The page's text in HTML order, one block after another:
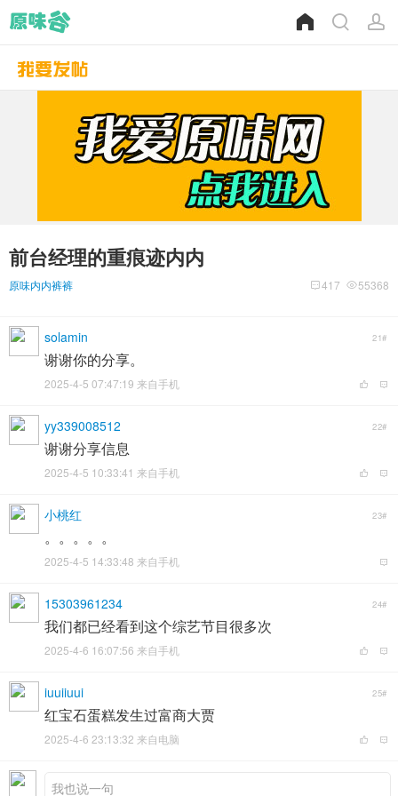
前台经理的重痕迹内内
原味内内裤裤 55368
417
solamin 21#
谢谢你的分享。
2025-4-5 07:47:19 来自手机
yy339008512 22#
谢谢分享信息
2025-4-5 10:33:41 来自手机
小桃红 23#
。。。。。
2025-4-5 14:33:48 来自手机
15303961234 24#
我们都已经看到这个综艺节目很多次
2025-4-6 16:07:56 来自手机
iuuiiuui 25#
红宝石蛋糕发生过富商大贾
2025-4-6 23:13:32 来自电脑